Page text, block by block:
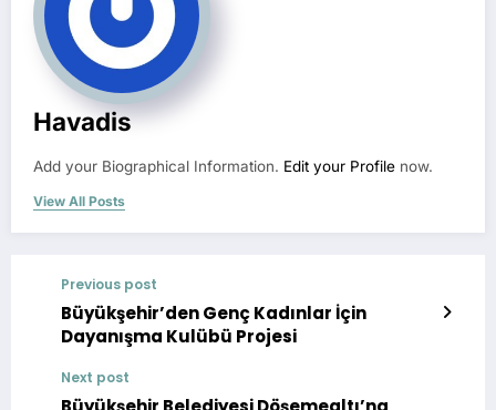
Havadis
Add your Biographical Information. Edit your Profile now.
View All Posts
Previous post
Büyükşehir’den Genç Kadınlar İçin
Dayanışma Kulübü Projesi
Next post